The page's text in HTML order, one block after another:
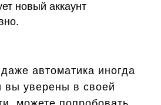
новый аккаунт
автоматика иногда
вы уверены в своей